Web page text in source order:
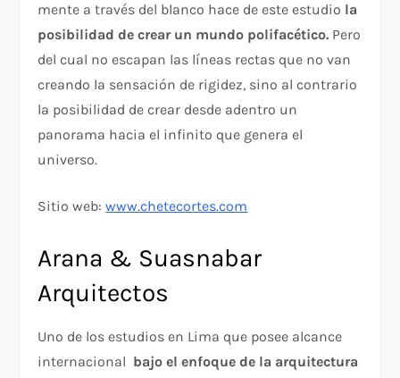
mente a través del blanco hace de este estudio la
posibilidad de crear un mundo polifacético. Pero
del cual no escapan las líneas rectas que no van
creando la sensación de rigidez, sino al contrario
la posibilidad de crear desde adentro un
panorama hacia el infinito que genera el
universo.
Sitio web:www.chetecortes.com
Arana & Suasnabar
Arquitectos
Uno de los estudios en Lima que posee alcance
internacional bajo el enfoque de la arquitectura